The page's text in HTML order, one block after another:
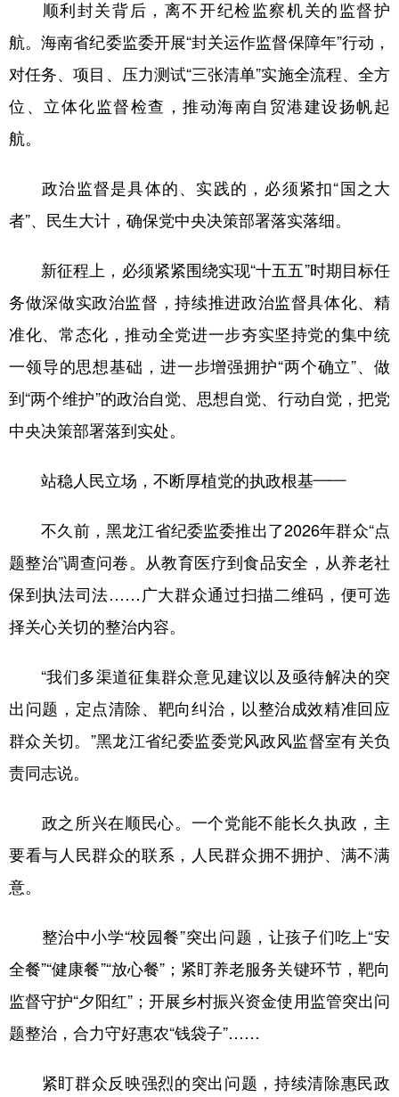
顺利封关背后，离不开纪检监察机关的监督护
航。海南省纪委监委开展“封关运作监督保障年”行动，
对任务、项目、压力测试“三张清单”实施全流程、全方
位、立体化监督检查，推动海南自贸港建设扬帆起
航。
政治监督是具体的、实践的，必须紧扣“国之大
者”、民生大计，确保党中央决策部署落实落细。
新征程上，必须紧紧围绕实现“十五五”时期目标任
务做深做实政治监督，持续推进政治监督具体化、精
准化、常态化，推动全党进一步夯实坚持党的集中统
一领导的思想基础，进一步增强拥护“两个确立”、做
到“两个维护”的政治自觉、思想自觉、行动自觉，把党
中央决策部署落到实处。
站稳人民立场，不断厚植党的执政根基——
不久前，黑龙江省纪委监委推出了2026年群众“点
题整治”调查问卷。从教育医疗到食品安全，从养老社
保到执法司法……广大群众通过扫描二维码，便可选
择关心关切的整治内容。
“我们多渠道征集群众意见建议以及亟待解决的突
出问题，定点清除、靶向纠治，以整治成效精准回应
群众关切。”黑龙江省纪委监委党风政风监督室有关负
责同志说。
政之所兴在顺民心。一个党能不能长久执政，主
要看与人民群众的联系，人民群众拥不拥护、满不满
意。
整治中小学“校园餐”突出问题，让孩子们吃上“安
全餐”“健康餐”“放心餐”；紧盯养老服务关键环节，靶向
监督守护“夕阳红”；开展乡村振兴资金使用监管突出问
题整治，合力守好惠农“钱袋子”……
紧盯群众反映强烈的突出问题，持续清除惠民政